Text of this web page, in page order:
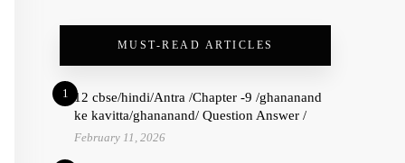
MUST-READ ARTICLES
1 12 cbse/hindi/Antra /Chapter -9 /ghananand
ke kavitta/ghananand/ Question Answer /
February 11, 2026